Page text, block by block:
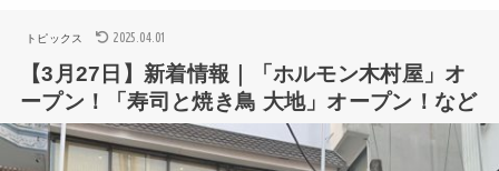
トピックス 2025.04.01
【3月27日】新着情報｜「ホルモン木村屋」オ
ープン！「寿司と焼き鳥 大地」オープン！など